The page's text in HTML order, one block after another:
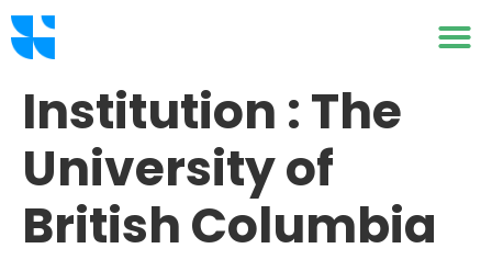
Institution :The
University of
British Columbia